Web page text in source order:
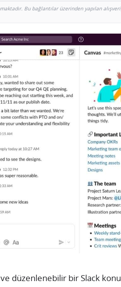
Bu bağlantılar üzerinden yapılan
düzenlenebilir bir Slack